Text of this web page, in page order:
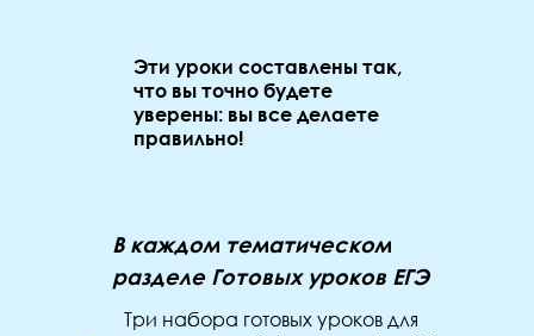
Эти уроки составлены так,
что вы точно будете
уверены: вы все делаете
правильно!
В каждом тематическом
разделе Готовых уроков ЕГЭ
Три набора готовых уроков для